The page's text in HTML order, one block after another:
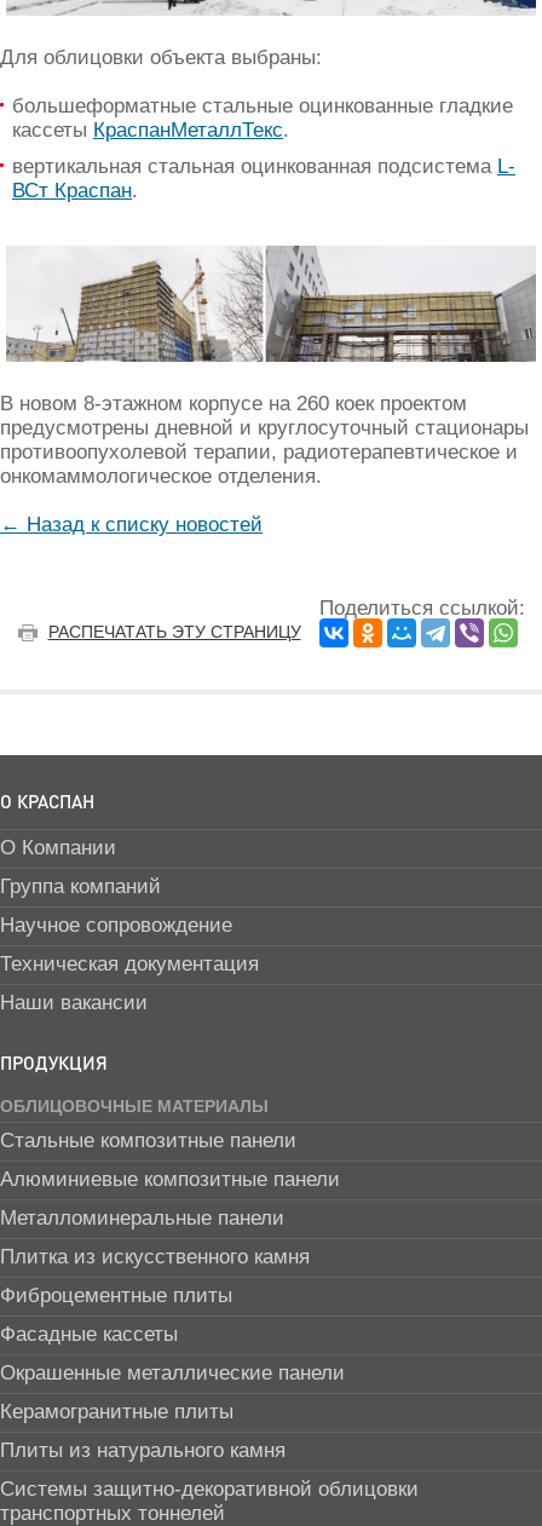
Для облицовки объекта выбраны:
большеформатные стальные оцинкованные гладкие
кассеты КраспанМеталлТекс.
вертикальная стальная оцинкованная подсистема L-
ВСт Краспан.
В новом 8-этажном корпусе на 260 коек проектом
предусмотрены дневной и круглосуточный стационары
противоопухолевой терапии, радиотерапевтическое и
онкомаммологическое отделения.
← Назад к списку новостей
РАСПЕЧАТАТЬ ЭТУ СТРАНИЦУ
Поделиться ссылкой:
О КРАСПАН
О Компании
Группа компаний
Научное сопровождение
Техническая документация
Наши вакансии
ПРОДУКЦИЯ
ОБЛИЦОВОЧНЫЕ МАТЕРИАЛЫ
Стальные композитные панели
Алюминиевые композитные панели
Металломинеральные панели
Плитка из искусственного камня
Фиброцементные плиты
Фасадные кассеты
Окрашенные металлические панели
Керамогранитные плиты
Плиты из натурального камня
Системы защитно-декоративной облицовки
транспортных тоннелей